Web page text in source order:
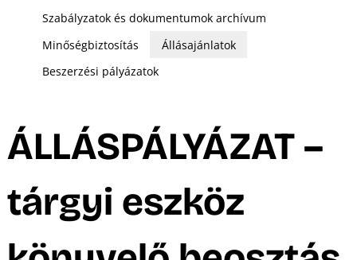
Szabályzatok és dokumentumok archívum
Minőségbiztosítás
Állásajánlatok
Beszerzési pályázatok
ÁLLÁSPÁLYÁZAT –
tárgyi eszköz